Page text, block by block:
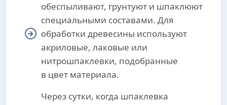
обеспыливают, грунтуют и шпаклюют
специальными составами. Для
обработки древесины используют
акриловые, лаковые или
нитрошпаклевки, подобранные
в цвет материала.
Через сутки, когда шпаклевка